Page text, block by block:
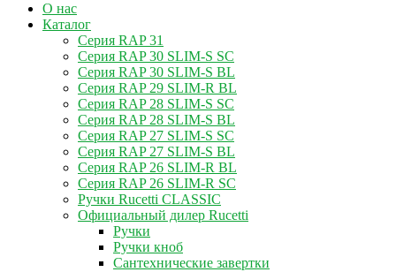
О нас
Каталог
Серия RAP 31
Серия RAP 30 SLIM-S SC
Серия RAP 30 SLIM-S BL
Серия RAP 29 SLIM-R BL
Серия RAP 28 SLIM-S SC
Серия RAP 28 SLIM-S BL
Серия RAP 27 SLIM-S SC
Серия RAP 27 SLIM-S BL
Серия RAP 26 SLIM-R BL
Серия RAP 26 SLIM-R SC
Ручки Rucetti CLASSIC
Официальный дилер Rucetti
Ручки
Ручки кноб
Сантехнические завертки